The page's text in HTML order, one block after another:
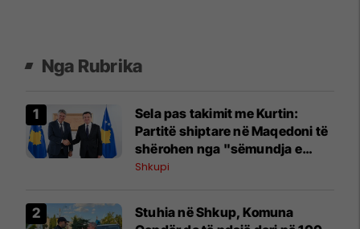
Nga Rubrika
Sela pas takimit me Kurtin:
Partitë shiptare në Maqedoni të
shërohen nga "sëmundja e
pushtetit"
Shkupi
Stuhia në Shkup, Komuna